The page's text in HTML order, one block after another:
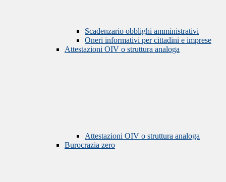
Scadenzario obblighi amministrativi
Oneri informativi per cittadini e imprese
Attestazioni OIV o struttura analoga
Attestazioni OIV o struttura analoga
Burocrazia zero